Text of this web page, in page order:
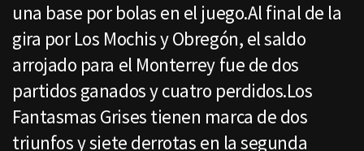
una base por bolas en el juego.Al final de la
gira por Los Mochis y Obregón, el saldo
arrojado para el Monterrey fue de dos
partidos ganados y cuatro perdidos.Los
Fantasmas Grises tienen marca de dos
triunfos y siete derrotas en la segunda